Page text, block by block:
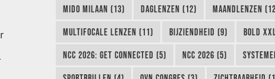
MIDO MILAAN (13) DAGLENZEN (12) MAANDLENZEN
MULTIFOCALE LENZEN (11) BIJZIENDHEID (9) BOLD
NCC 2026: GET CONNECTED (5) NCC 2026 (5)